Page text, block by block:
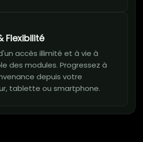
Flexibilité
accès illimité et à vie à
des modules. Progressez à
depuis votre
tablette ou smartphone.